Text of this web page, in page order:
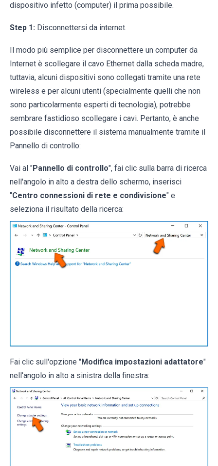
dispositivo infetto (computer) il prima possibile.
Step 1: Disconnettersi da internet.
Il modo più semplice per disconnettere un computer da
Internet è scollegare il cavo Ethernet dalla scheda madre,
tuttavia, alcuni dispositivi sono collegati tramite una rete
wireless e per alcuni utenti (specialmente quelli che non
sono particolarmente esperti di tecnologia), potrebbe
sembrare fastidioso scollegare i cavi. Pertanto, è anche
possibile disconnettere il sistema manualmente tramite il
Pannello di controllo:
Vai al "Pannello di controllo", fai clic sulla barra di ricerca
nell'angolo in alto a destra dello schermo, inserisci
"Centro connessioni di rete e condivisione" e
seleziona il risultato della ricerca:
Fai clic sull'opzione "Modifica impostazioni adattatore"
nell'angolo in alto a sinistra della finestra: